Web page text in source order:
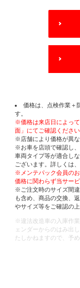
OPTIONS
価格は、点検作業＋
す。
※価格は来店日によっ
面」にてご確認ください
※店舗により価格が異な
※お車を店頭で確認し
車両タイプ等が適合し
ございます。詳しくは
※メンテパック会員の
価格に関わらず当サー
※ご注文時のサイズ間
も含め、商品の交換、
やサイズ等をご確認の
※違法改造車の入庫作
ェンダーからのはみ出
たしかねますので、予